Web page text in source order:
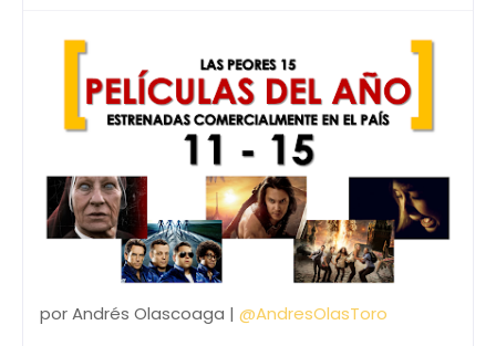
por Andrés Olascoaga | @AndresOlasToro